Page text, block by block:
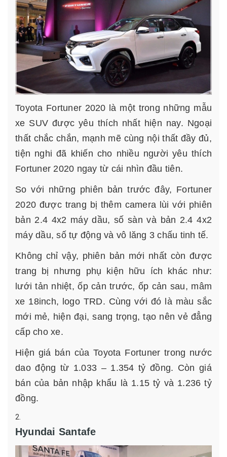
Toyota Fortuner 2020 là một trong những mẫu
xe SUV được yêu thích nhất hiện nay. Ngoại
thất chắc chắn, mạnh mẽ cùng nội thất đầy đủ,
tiện nghi đã khiến cho nhiều người yêu thích
Fortuner 2020 ngay từ cái nhìn đầu tiên.
So với những phiên bản trước đây, Fortuner
2020 được trang bị thêm camera lùi với phiên
bản 2.4 4x2 máy dầu, số sàn và bản 2.4 4x2
máy dầu, số tự động và vô lăng 3 chấu tinh tế.
Không chỉ vậy, phiên bản mới nhất còn được
trang bị nhưng phụ kiện hữu ích khác như:
lưới tản nhiệt, ốp cản trước, ốp cản sau, mâm
xe 18inch, logo TRD. Cùng với đó là màu sắc
mới mẻ, hiện đại, sang trọng, tạo nên vẻ đẳng
cấp cho xe.
Hiện giá bán của Toyota Fortuner trong nước
dao động từ 1.033 – 1.354 tỷ đồng. Còn giá
bán của bản nhập khẩu là 1.15 tỷ và 1.236 tỷ
đồng.
Hyundai Santafe